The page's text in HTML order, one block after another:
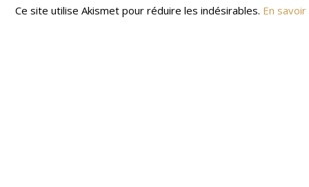
Ce site utilise Akismet pour réduire les indésirables. En